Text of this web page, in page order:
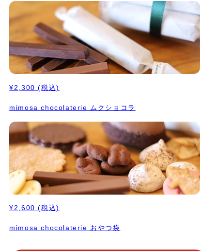
¥2,300 (税込)
mimosa chocolaterie ムクショコラ
¥2,600 (税込)
mimosa chocolaterie おやつ袋